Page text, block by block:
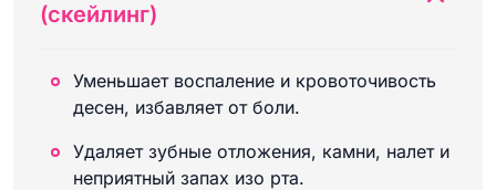
(скейлинг)
Уменьшает воспаление и кровоточивость
десен, избавляет от боли.
Удаляет зубные отложения, камни, налет и
неприятный запах изо рта.